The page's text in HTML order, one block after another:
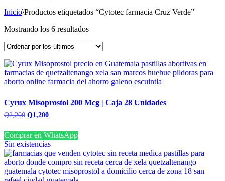
Inicio\Productos etiquetados “Cytotec farmacia Cruz Verde”
Mostrando los 6 resultadosOrdenado
los
Cyrux Misoprostol 200 Mcg | Caja 28 Unidades
Q2,200 El
original
era:
Q2,200.
Q1,200El
actual
es:
Q1,200.
Comprar en WhatsApp
Sin existencias